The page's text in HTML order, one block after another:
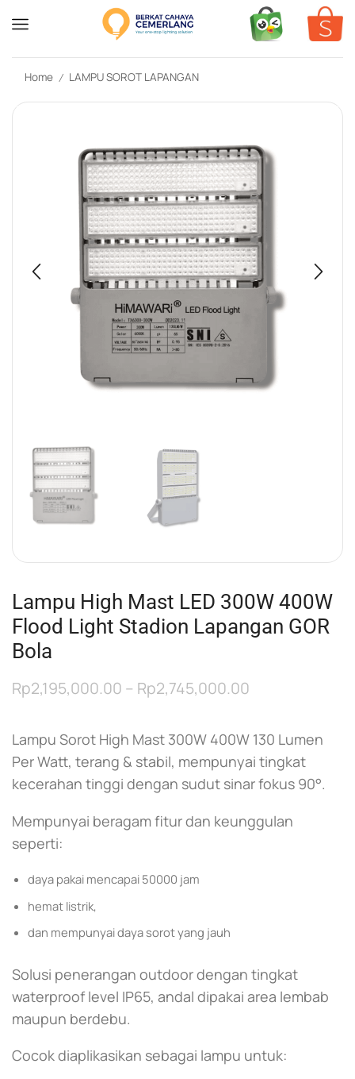
Home / LAMPU SOROT LAPANGAN
Lampu High Mast LED 300W 400W
Flood Light Stadion Lapangan GOR
Bola
Rp2,195,000.00 – Rp2,745,000.00
Lampu Sorot High Mast 300W 400W 130 Lumen
Per Watt, terang & stabil, mempunyai tingkat
kecerahan tinggi dengan sudut sinar fokus 90°.
Mempunyai beragam fitur dan keunggulan
seperti:
daya pakai mencapai 50000 jam
hemat listrik,
dan mempunyai daya sorot yang jauh
Solusi penerangan outdoor dengan tingkat
waterproof level IP65, andal dipakai area lembab
maupun berdebu.
Cocok diaplikasikan sebagai lampu untuk: